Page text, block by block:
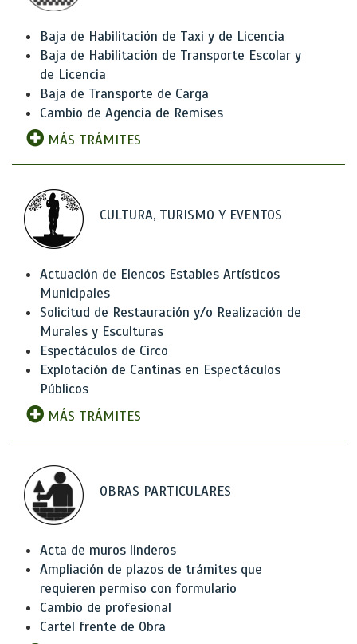
Baja de Habilitación de Taxi y de Licencia
Baja de Habilitación de Transporte Escolar y
de Licencia
Baja de Transporte de Carga
Cambio de Agencia de Remises
MÁS TRÁMITES
CULTURA, TURISMO Y EVENTOS
Actuación de Elencos Estables Artísticos
Municipales
Solicitud de Restauración y/o Realización de
Murales y Esculturas
Espectáculos de Circo
Explotación de Cantinas en Espectáculos
Públicos
MÁS TRÁMITES
OBRAS PARTICULARES
Acta de muros linderos
Ampliación de plazos de trámites que
requieren permiso con formulario
Cambio de profesional
Cartel frente de Obra